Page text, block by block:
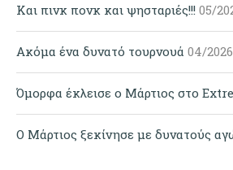
Και πινκ πονκ και ψησταριές!!! 05/
Ακόμα ένα δυνατό τουρνουά 04/2026
Όμορφα έκλεισε ο Μάρτιος στο
Ο Μάρτιος ξεκίνησε με δυνατούς